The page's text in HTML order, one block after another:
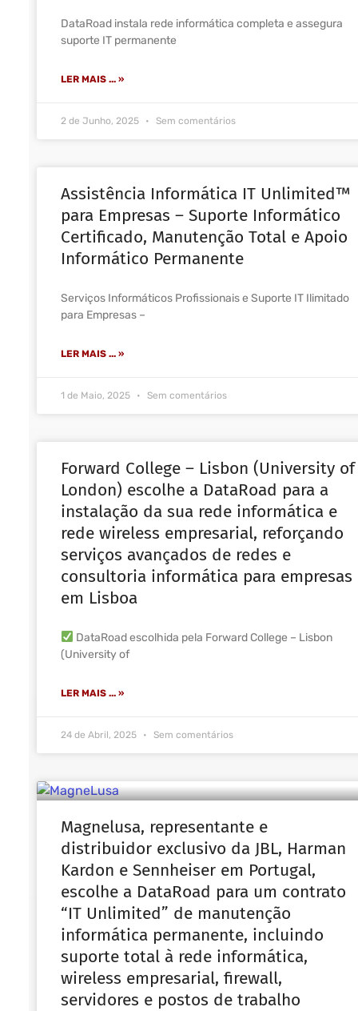
DataRoad instala rede informática completa e assegura
suporte IT permanente
LER MAIS ... »
2 de Junho, 2025 Sem comentários
Assistência Informática IT Unlimited™
para Empresas – Suporte Informático
Certificado, Manutenção Total e Apoio
Informático Permanente
Serviços Informáticos Profissionais e Suporte IT Ilimitado
para Empresas –
LER MAIS ... »
1 de Maio, 2025 Sem comentários
Forward College – Lisbon (University of
London) escolhe a DataRoad para a
instalação da sua rede informática e
rede wireless empresarial, reforçando
serviços avançados de redes e
consultoria informática para empresas
em Lisboa
DataRoad escolhida pela Forward College – Lisbon
(University of
LER MAIS ... »
24 de Abril, 2025 Sem comentários
Magnelusa, representante e
distribuidor exclusivo da JBL, Harman
Kardon e Sennheiser em Portugal,
escolhe a DataRoad para um contrato
“IT Unlimited” de manutenção
informática permanente, incluindo
suporte total à rede informática,
wireless empresarial, firewall,
servidores e postos de trabalho